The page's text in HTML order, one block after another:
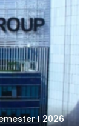
I 2026